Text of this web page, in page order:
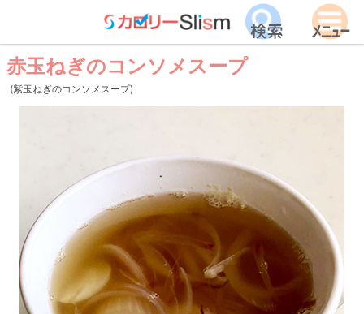
赤玉ねぎのコンソメスープ
(紫玉ねぎのコンソメスープ)